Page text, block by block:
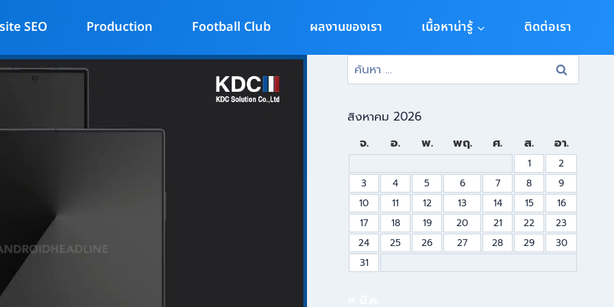
SEO Production Football Club ผลงานของเรา เนื้อหาน่ารู้ ติดต่อเรา
สิงหาคม 2026
จ.
อ. พ. พฤ. ศ. ส. อา.
1
2
3
4 5 6 7 8
9
10
11 12 13 14 15
16
17
18 19 20 21 22
23
24
25 26 27 28 29
30
31